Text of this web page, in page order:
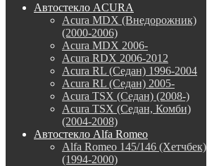
Автостекло ACURA
Acura MDX (Внедорожник)
(2000-2006)
Acura MDX 2006-
Acura RDX 2006-2012
Acura RL (Седан) 1996-2004
Acura RL (Седан) 2005-
Acura TSX (Седан) (2008-)
Acura TSX (Седан, Комби)
(2004-2008)
Автостекло Alfa Romeo
Alfa Romeo 145/146 (Хетчбек)
(1994-2000)